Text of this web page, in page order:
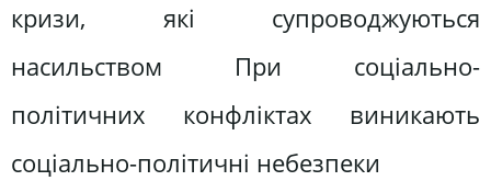
кризи, які супроводжуються
насильством При соціально-
політичних конфліктах виникають
соціально-політичні небезпеки